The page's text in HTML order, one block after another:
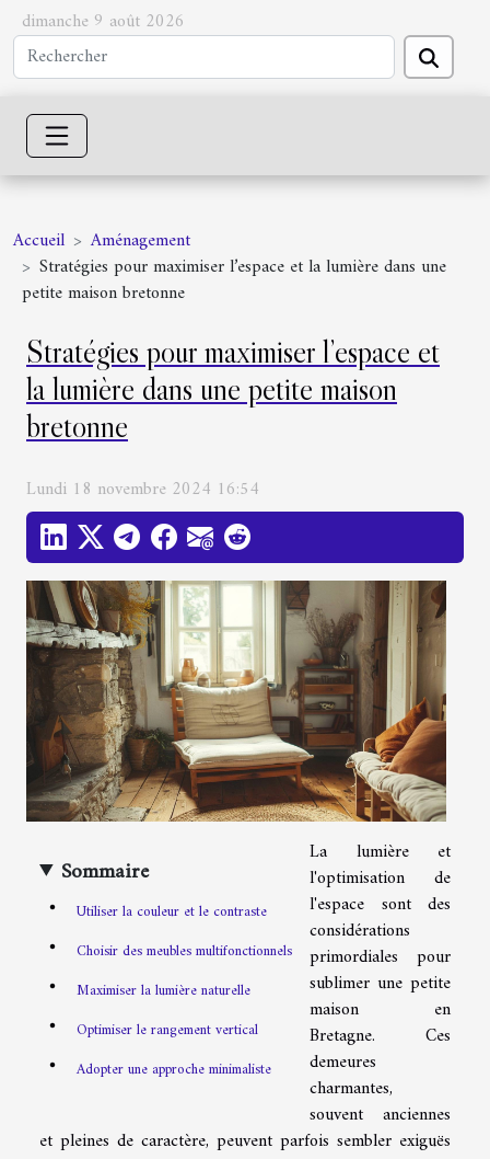
dimanche 9 août 2026
Accueil
Aménagement
Stratégies pour maximiser l’espace et la lumière dans une
petite maison bretonne
Stratégies pour maximiser l’espace et
la lumière dans une petite maison
bretonne
Lundi 18 novembre 2024 16:54
Sommaire
Utiliser la couleur et le contraste
Choisir des meubles multifonctionnels
Maximiser la lumière naturelle
Optimiser le rangement vertical
Adopter une approche minimaliste
La lumière et
l'optimisation de
l'espace sont des
considérations
primordiales pour
sublimer une petite
maison en
Bretagne. Ces
demeures
charmantes,
souvent anciennes
et pleines de caractère, peuvent parfois sembler exiguës